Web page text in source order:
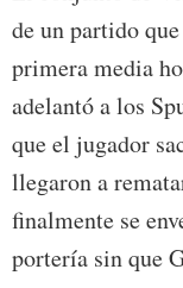
de un partido
primera media
adelantó a los
que el jugador
llegaron a
finalmente se
portería sin que